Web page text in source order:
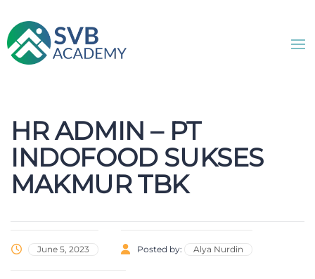
HR ADMIN – PT
INDOFOOD SUKSES
MAKMUR TBK
June 5, 2023 Posted by: Alya Nurdin